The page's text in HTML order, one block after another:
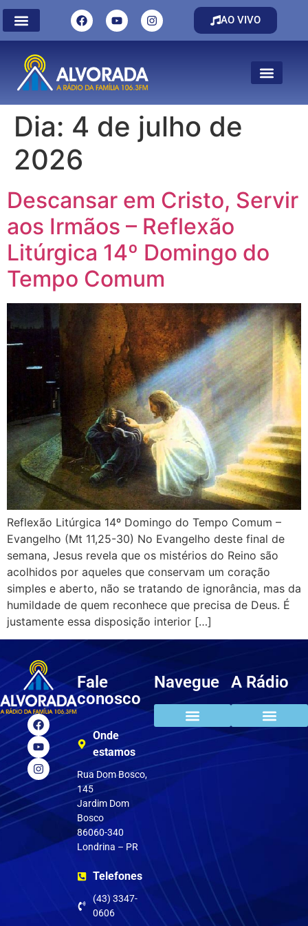
AO VIVO
Dia: 4 de julho de
2026
Descansar em Cristo, Servir
aos Irmãos – Reflexão
Litúrgica 14º Domingo do
Tempo Comum
Reflexão Litúrgica 14º Domingo do Tempo Comum –
Evangelho (Mt 11,25-30) No Evangelho deste final de
semana, Jesus revela que os mistérios do Reino são
acolhidos por aqueles que conservam um coração
simples e aberto, não se tratando de ignorância, mas da
humildade de quem reconhece que precisa de Deus. É
justamente essa disposição interior […]
Fale
conosco
Onde
estamos
Rua Dom Bosco,
145
Jardim Dom
Bosco
86060-340
Londrina – PR
Telefones
(43) 3347-
0606
Navegue A Rádio